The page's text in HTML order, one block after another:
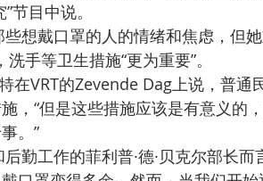
节目中说。
想戴口罩的人的情绪和焦虑，但
手等卫生措施“更为重要”。
在VRT的Zevende Dag上说，普
，“但是这些措施应该是有意义的
。”
勤工作的菲利普·德·贝克尔部长